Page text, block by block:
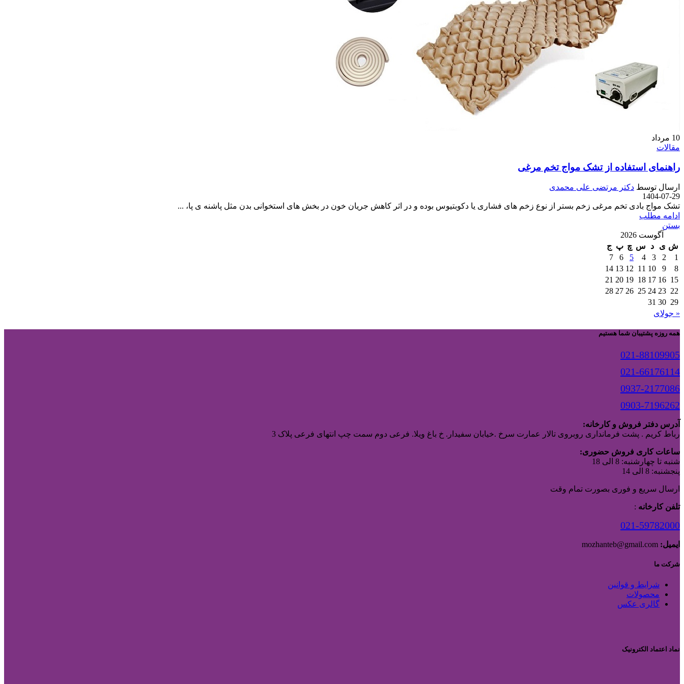
10 مرداد
مقالات
راهنمای استفاده از تشک مواج تخم مرغی
ارسال توسط دکتر مرتضی علی محمدی
1404-07-29
تشک مواج بادی تخم مرغی زخم بستر از نوع زخم های فشاری یا دکوبتیوس بوده و در اثر کاهش جریان خون در بخش های استخوانی بدن مثل پاشنه ی پا، ...
ادامه مطلب
بستن
آگوست 2026
ش ی د س چ پ ج
1
2
3
4
5
6
7
8
9
10
11
12
13
14
15
16
17
18
19
20
21
22
23
24
25
26
27
28
29
30
31
« جولای
همه روزه پشتیبان شما هستیم
021-88109905
021-66176114
0937-2177086
0903-7196262
آدرس دفتر فروش و کارخانه:
رباط کریم . پشت فرمانداری روبروی تالار عمارت سرخ .خیابان سفیدار. خ باغ ویلا. فرعی دوم سمت چپ انتهای فرعی پلاک 3
ساعات کاری فروش حضوری:
شنبه تا چهارشنبه: 8 الی 18
پنجشنبه: 8 الی 14
ارسال سریع و فوری بصورت تمام وقت
تلفن کارخانه :
021-59782000
ایمیل:
شرکت ما
شرایط و قوانین
محصولات
گالری عکس
نماد اعتماد الکترونیک